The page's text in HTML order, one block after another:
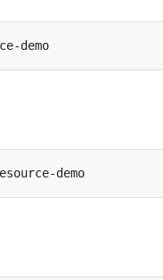
kubectl get pod extended-resource-demo
kubectl describe pod extended-resource-demo